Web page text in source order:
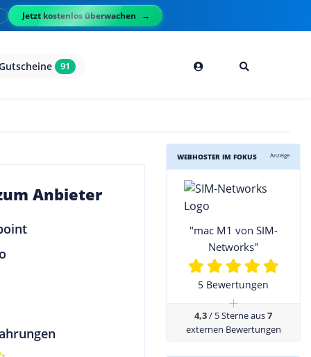
Jetzt kostenlos überwachen
91
Anbieter
WEBHOSTER IM FOKUS Anzeige
"mac M1 von SIM-
Networks"
5 Bewertungen
+
4,3/ 5 Sterne aus7
externen Bewertungen